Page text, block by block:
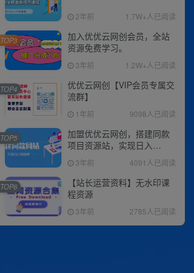
2年前 1.7W+人已阅读
加入优优云网创会员，全站
资源免费学习。
3年前 1.2W+人已阅读
TOP3
优优云网创【VIP会员专属交
流群】
1年前 9098人已阅读
TOP4
加盟优优云网创，搭建同款
项目资源站，实现日入
2000+
3年前 4091人已阅读
TOP5
【站长运营资料】无水印课
程资源
3年前 2785人已阅读
TOP6